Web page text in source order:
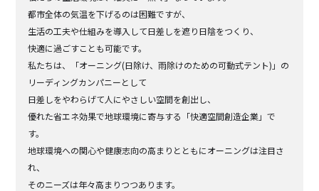
都市全体の気温を下げるのは困難ですが、
生活の工夫や仕組みを導入して日差しを遮り日陰をつくり、
快適に過ごすことも可能です。
私たちは、「オーニング(日除け、雨除けのための可動式テント)」の
リーディングカンパニーとして
日差しをやわらげて人にやさしい空間を創出し、
優れた省エネ効果で地球環境に寄与する「快適空間創造企業」で
す。
地球環境への関心や健康志向の高まりとともにオーニングは注目さ
れ、
そのニーズは年々高まりつつあります。